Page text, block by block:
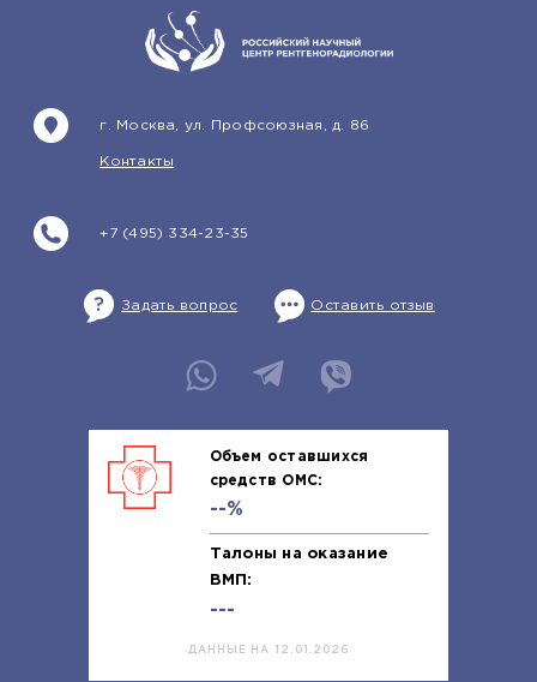
+7 (495) 334-23-35
г. Москва, ул. Профсоюзная, д. 86
Контакты
Задать вопрос Оставить отзыв
Объем оставшихся
средств ОМС:
--%
Талоны на оказание
ВМП:
---
ДАННЫЕ НА 12.01.2026